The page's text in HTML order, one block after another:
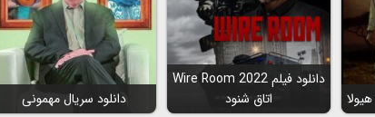
دانلود فیلم Wire Room 2022
اتاق شنود
دانلود سریال مهمونی